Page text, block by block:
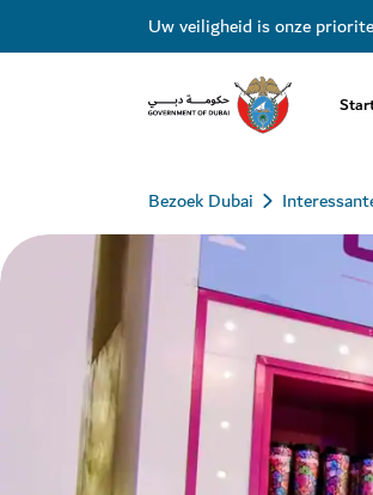
Uw veiligheid is onze
Bezoek Dubai